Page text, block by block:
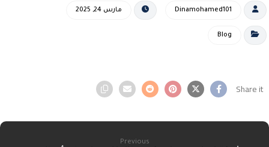
Dinamohamed101 مارس 24, 2025
Blog
Previous